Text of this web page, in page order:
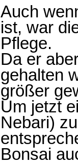
Auch
ist, war
Pflege.
Da er
gehalten
größer
Um jetzt
Nebari)
Bonsai